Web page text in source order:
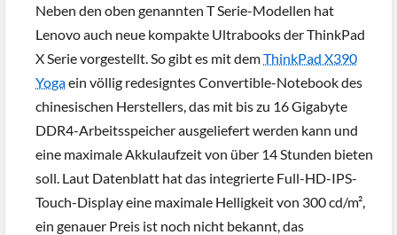
Neben den oben genannten T Serie-Modellen hat
Lenovo auch neue kompakte Ultrabooks der ThinkPad
X Serie vorgestellt. So gibt es mit demThinkPad X390
Yogaein völlig redesigntes Convertible-Notebook des
chinesischen Herstellers, das mit bis zu 16 Gigabyte
DDR4-Arbeitsspeicher ausgeliefert werden kann und
eine maximale Akkulaufzeit von über 14 Stunden bieten
soll. Laut Datenblatt hat das integrierte Full-HD-IPS-
Touch-Display eine maximale Helligkeit von 300 cd/m²,
ein genauer Preis ist noch nicht bekannt, das